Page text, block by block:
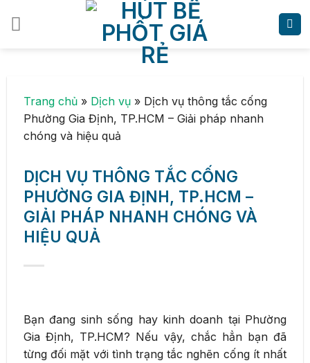
Trang chủ » Dịch vụ » Dịch vụ thông tắc cống
Phường Gia Định, TP.HCM – Giải pháp nhanh
chóng và hiệu quả
DỊCH VỤ THÔNG TẮC CỐNG
PHƯỜNG GIA ĐỊNH, TP.HCM –
GIẢI PHÁP NHANH CHÓNG VÀ
HIỆU QUẢ
Bạn đang sinh sống hay kinh doanh tại Phường
Gia Định, TP.HCM? Nếu vậy, chắc hẳn bạn đã
từng đối mặt với tình trạng tắc nghẽn cống ít nhất